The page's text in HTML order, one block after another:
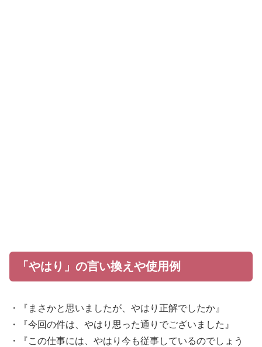
「やはり」の言い換えや使用例
・『まさかと思いましたが、やはり正解でしたか』
・『今回の件は、やはり思った通りでございました』
・『この仕事には、やはり今も従事しているのでしょう